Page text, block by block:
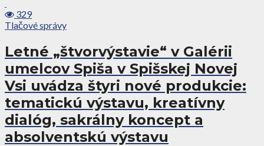
329
Tlačové správy
Letné „štvorvýstavie“ v Galérii
umelcov Spiša v Spišskej Novej
Vsi uvádza štyri nové produkcie:
tematickú výstavu, kreatívny
dialóg, sakrálny koncept a
absolventskú výstavu